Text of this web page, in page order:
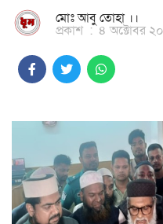
মোঃ আবু তোহা ।।
প্রকাশ :৪ অক্টোবর